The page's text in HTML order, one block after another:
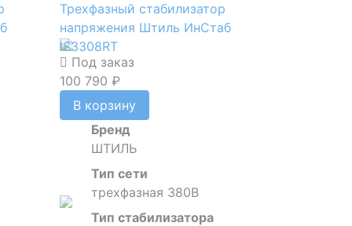
Трехфазный стабилизатор
напряжения Штиль ИнСтаб
IS3308RT
Под заказ
100 790 ₽
В корзину
Бренд
ШТИЛЬ
Тип сети
трехфазная 380В
Тип стабилизатора